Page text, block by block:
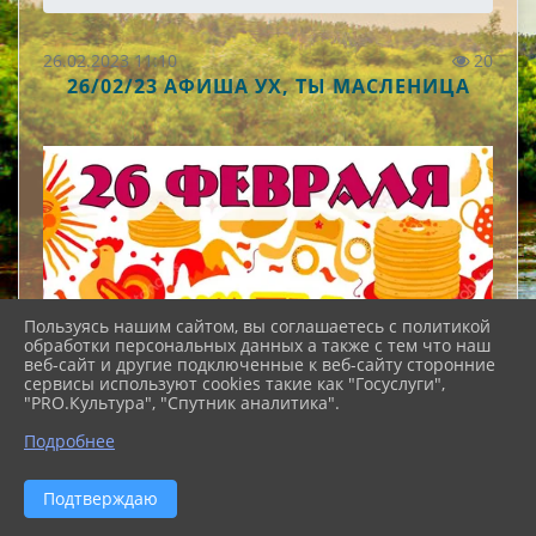
26.02.2023 11:10 20
26/02/23 АФИША УХ, ТЫ МАСЛЕНИЦА
Пользуясь нашим сайтом, вы соглашаетесь с политикой
обработки персональных данных а также с тем что наш
веб-сайт и другие подключенные к веб-сайту сторонние
сервисы используют cookies такие как "Госуслуги",
"PRO.Культура", "Спутник аналитика".
Подробнее
Подтверждаю